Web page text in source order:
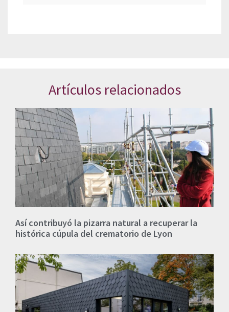
Artículos relacionados
Así contribuyó la pizarra natural a recuperar la
histórica cúpula del crematorio de Lyon